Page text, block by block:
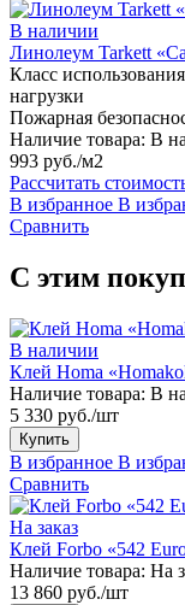
В наличии
Линолеум Tarkett
Класс
нагрузки
Пожарная
Наличие товара: В
993 руб./м2
Рассчитать
В избранное В
Сравнить
С этим
В наличии
Клей Homa
Наличие товара: В
5 330 руб./шт
Купить
В избранное В
Сравнить
На заказ
Клей Forbo «542
Наличие товара: На
13 860 руб./шт